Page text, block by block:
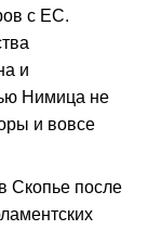
с ЕС.
и
Нимица не
и вовсе
Скопье после